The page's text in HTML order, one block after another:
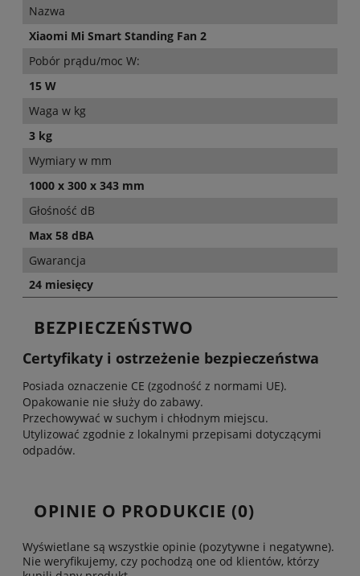
Nazwa
Xiaomi Mi Smart Standing Fan 2
Pobór prądu/moc W:
15 W
Waga w kg
3 kg
Wymiary w mm
1000 x 300 x 343 mm
Głośność dB
Max 58 dBA
Gwarancja
24 miesięcy
BEZPIECZEŃSTWO
Certyfikaty i ostrzeżenie bezpieczeństwa
Posiada oznaczenie CE (zgodność z normami UE).
Opakowanie nie służy do zabawy.
Przechowywać w suchym i chłodnym miejscu.
Utylizować zgodnie z lokalnymi przepisami dotyczącymi
odpadów.
OPINIE O PRODUKCIE (0)
Wyświetlane są wszystkie opinie (pozytywne i negatywne).
Nie weryfikujemy, czy pochodzą one od klientów, którzy